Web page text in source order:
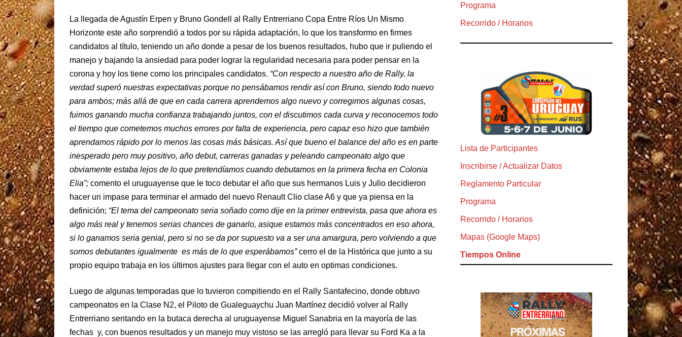
La llegada de Agustín Erpen y Bruno Gondell al Rally Entrerriano Copa Entre Ríos Un Mismo
Horizonte este año sorprendió a todos por su rápida adaptación, lo que los transformo en firmes
candidatos al título, teniendo un año donde a pesar de los buenos resultados, hubo que ir puliendo el
manejo y bajando la ansiedad para poder lograr la regularidad necesaria para poder pensar en la
corona y hoy los tiene como los principales candidatos. “Con respecto a nuestro año de Rally, la
verdad superó nuestras expectativas porque no pensábamos rendir así con Bruno, siendo todo nuevo
para ambos; más allá de que en cada carrera aprendemos algo nuevo y corregimos algunas cosas,
fuimos ganando mucha confianza trabajando juntos, con el discutimos cada curva y reconocemos todo
el tiempo que cometemos muchos errores por falta de experiencia, pero capaz eso hizo que también
aprendamos rápido por lo menos las cosas más básicas. Así que bueno el balance del año es en parte
inesperado pero muy positivo, año debut, carreras ganadas y peleando campeonato algo que
obviamente estaba lejos de lo que pretendíamos cuando debutamos en la primera fecha en Colonia
Elia”; comento el uruguayense que le toco debutar el año que sus hermanos Luis y Julio decidieron
hacer un impase para terminar el armado del nuevo Renault Clio clase A6 y que ya piensa en la
definición; “El tema del campeonato seria soñado como dije en la primer entrevista, pasa que ahora es
algo más real y tenemos serias chances de ganarlo, asique estamos más concentrados en eso ahora,
si lo ganamos seria genial, pero si no se da por supuesto va a ser una amargura, pero volviendo a que
somos debutantes igualmente es más de lo que esperábamos”cerro el de la Histórica que junto a su
propio equipo trabaja en los últimos ajustes para llegar con el auto en optimas condiciones.
Luego de algunas temporadas que lo tuvieron compitiendo en el Rally Santafecino, donde obtuvo
campeonatos en la Clase N2, el Piloto de Gualeguaychu Juan Martínez decidió volver al Rally
Entrerriano sentando en la butaca derecha al uruguayense Miguel Sanabria en la mayoría de las
fechas y, con buenos resultados y un manejo muy vistoso se las arregló para llevar su Ford Ka a la
Programa
Recorrido / Horarios
Lista de Participantes
Inscribirse / Actualizar Datos
Reglamento Particular
Programa
Recorrido / Horarios
Mapas (Google Maps)
Tiempos Online